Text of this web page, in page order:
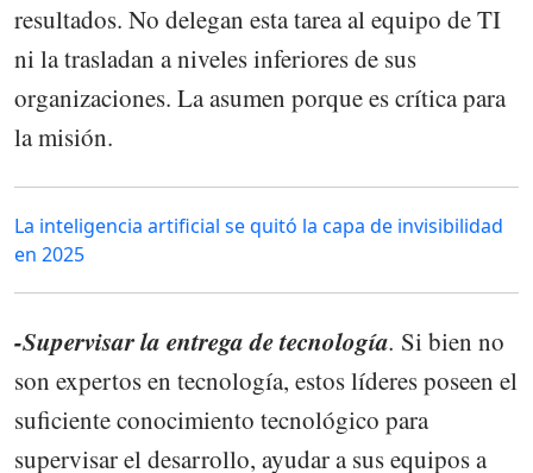
resultados. No delegan esta tarea al equipo de TI
ni la trasladan a niveles inferiores de sus
organizaciones. La asumen porque es crítica para
la misión.
La inteligencia artificial se quitó la capa de invisibilidad
en 2025
-Supervisar la entrega de tecnología. Si bien no
son expertos en tecnología, estos líderes poseen el
suficiente conocimiento tecnológico para
supervisar el desarrollo, ayudar a sus equipos a